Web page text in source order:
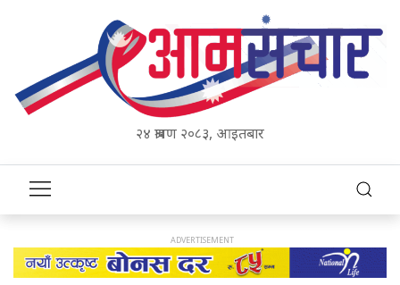
२४ श्रावण २०८३, आइतबार